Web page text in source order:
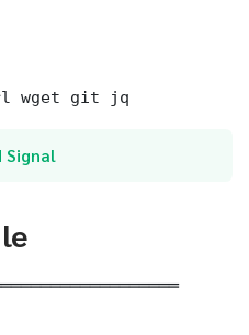
wget git jq
Signal